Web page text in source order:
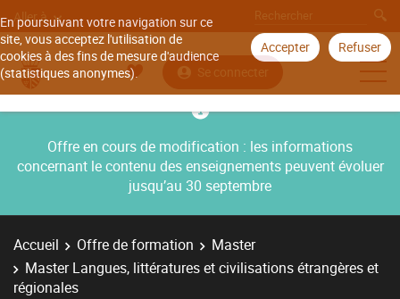
En poursuivant votre navigation sur ce
site, vous acceptez l'utilisation de
cookies à des fins de mesure d'audience
(statistiques anonymes).
Accepter Refuser
Aller à
Se connecter
Offre en cours de modification : les informations
concernant le contenu des enseignements peuvent évoluer
jusqu’au 30 septembre
Accueil Offre de formation
Master
Master Langues, littératures et civilisations étrangères et
régionales